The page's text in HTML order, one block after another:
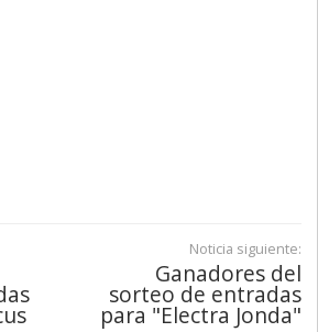
Noticia siguiente:
Ganadores del
sorteo de entradas
para "Electra Jonda"